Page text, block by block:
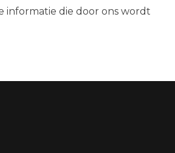
informatie die door ons wordt